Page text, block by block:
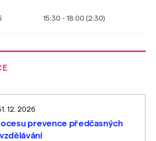
15:30 - 18:00 (2:30)
12. 2026
prevence předčasných